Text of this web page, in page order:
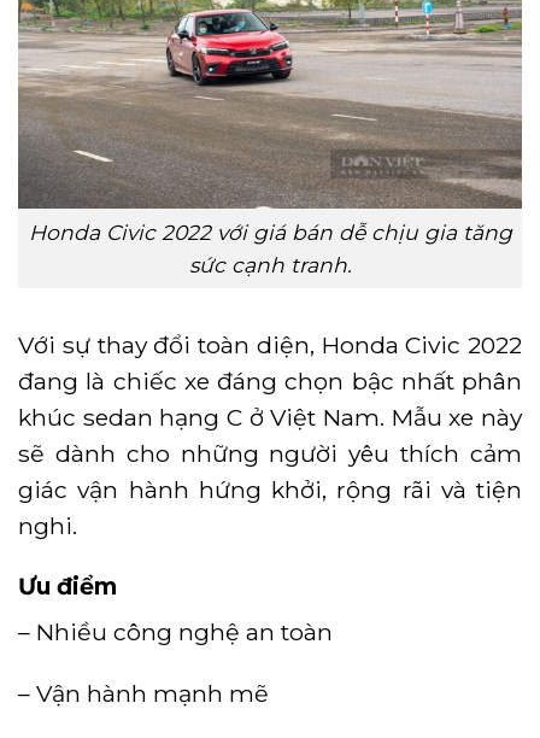
Honda Civic 2022 với giá bán dễ chịu gia tăng
sức cạnh tranh.
Với sự thay đổi toàn diện, Honda Civic 2022
đang là chiếc xe đáng chọn bậc nhất phân
khúc sedan hạng C ở Việt Nam. Mẫu xe này
sẽ dành cho những người yêu thích cảm
giác vận hành hứng khởi, rộng rãi và tiện
nghi.
Ưu điểm
– Nhiều công nghệ an toàn
– Vận hành mạnh mẽ